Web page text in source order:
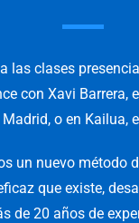
las clases
con Xavi Barrera,
Madrid, o en Kailua,
un nuevo método
que existe,
de 20 años de